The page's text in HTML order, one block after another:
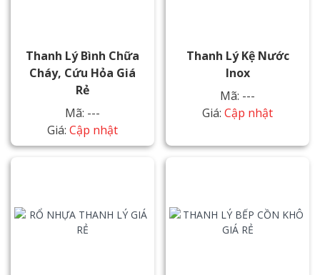
Thanh Lý Bình Chữa
Cháy, Cứu Hỏa Giá
Rẻ
Mã: ---
Giá: Cập nhật
Thanh Lý Kệ Nước
Inox
Mã: ---
Giá: Cập nhật